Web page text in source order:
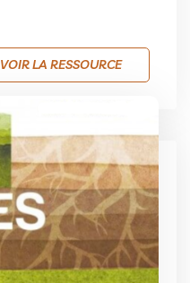
VOIR LA RESSOURCE